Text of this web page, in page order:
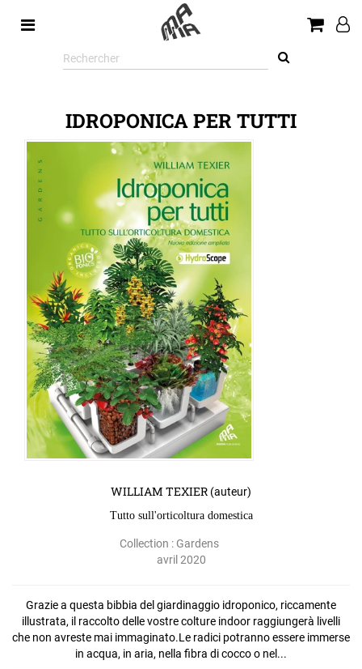
Rechercher
sur
IDROPONICA PER TUTTI
WILLIAM TEXIER (auteur)
Tutto sull'orticoltura domestica
Collection : Gardens
avril 2020
Grazie a questa bibbia del giardinaggio idroponico, riccamente
illustrata, il raccolto delle vostre colture indoor raggiungerà livelli
che non avreste mai immaginato.Le radici potranno essere immerse
in acqua, in aria, nella fibra di cocco o nel...